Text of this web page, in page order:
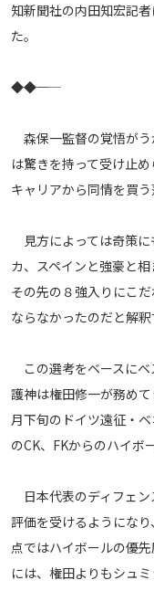
ご利用にあたって
プライバシーポリシー
お問い合わせ
© AbemaTV. Inc. All Rights
知新聞社の内田知宏記
た。
――◆――◆――
森保一監督の覚悟が
は驚きを持って受け止
キャリアから同情を買う
見方によっては奇策に
カ、スペインと強豪と相
その先の８強入りにこ
ならなかったのだと解
この選考をベースにベ
護神は権田修一が務め
月下旬のドイツ遠征・
のCK、FKからのハイボ
日本代表のディフェン
評価を受けるようにな
点ではハイボールの優
には、権田よりもシュミ